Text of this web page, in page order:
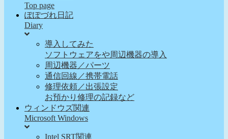
Top page
ぽぽづれ日記
Diary
導入してみた
ソフトウェアをや周辺機器の導入
周辺機器／パーツ
通信回線／携帯電話
修理依頼／出張設定
お預かり修理の記録など
ウィンドウズ関連
Microsoft Windows
Intel SRT関連